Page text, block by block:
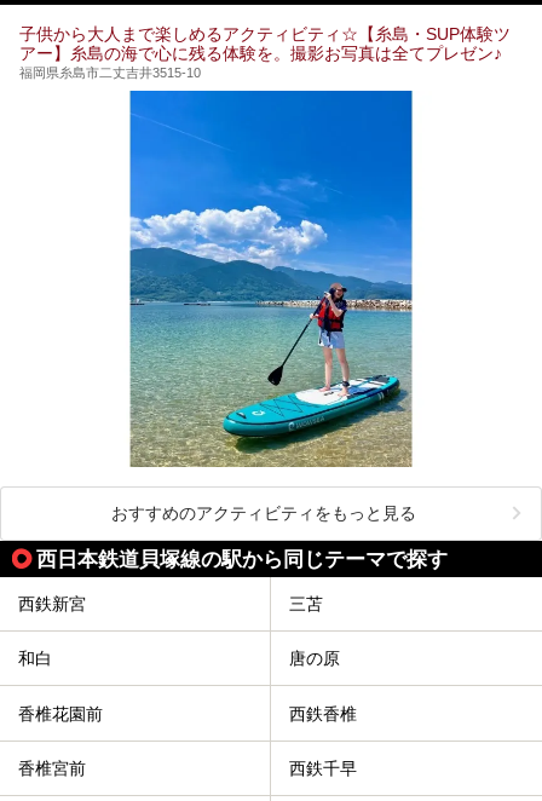
子供から大人まで楽しめるアクティビティ☆【糸島・SUP体験ツ
アー】糸島の海で心に残る体験を。撮影お写真は全てプレゼン♪
福岡県糸島市二丈吉井3515-10
おすすめのアクティビティをもっと見る
西日本鉄道貝塚線の駅から同じテーマで探す
西鉄新宮 三苫
和白 唐の原
香椎花園前 西鉄香椎
香椎宮前 西鉄千早